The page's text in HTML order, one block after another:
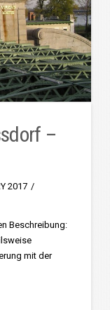
–
2017
Beschreibung:
mit der